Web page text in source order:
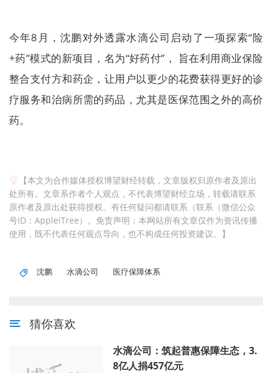
今年8月，沈鹏对外透露水滴公司启动了一项探索“险
+药”模式的新项目，名为“好药付”， 旨在利用商业保险
整合支付方和药企，让用户以更少的花费获得更好的诊
疗服务和治病所需的药品，尤其是医保范围之外的高价
药。
【本文为合作媒体授权博望财经转载，文章版权归原作者及原出
处所有。文章系作者个人观点，不代表博望财经立场，转载请联系
原作者及原出处获得授权。有任何疑问都请联系（联系（微信公众
号ID：AppleiTree）。免责声明：本网站所有文章仅作为资讯传播
使用，既不代表任何观点导向，也不构成任何投资建议。】
沈鹏 水滴公司 医疗保障体系
猜你喜欢
水滴公司：筑起普惠保障生态，3.
8亿人捐457亿元